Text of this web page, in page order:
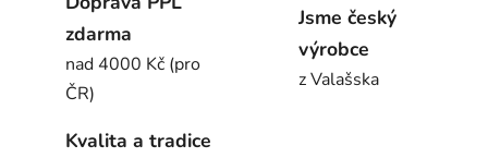
zdarma
nad 4000 Kč (pro
ČR)
Jsme český
výrobce
z Valašska
Kvalita a tradice